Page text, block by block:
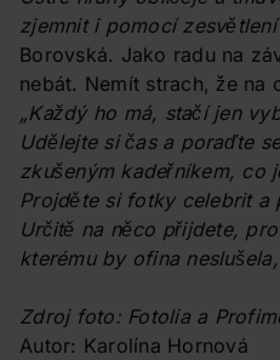
zjemnit i pomocí
Borovská. Jako radu na
nebát. Nemít strach, že na
„Každý ho má, stačí jen
Udělejte si čas a poraďte
zkušeným kadeřníkem, co
Projděte si fotky celebrit a
Určitě na něco přijdete,
kterému by ofina
Zdroj foto: Fotolia a
Autor: Karolína Hornová